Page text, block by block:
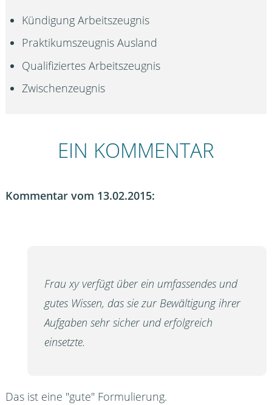
Kündigung Arbeitszeugnis
Praktikumszeugnis Ausland
Qualifiziertes Arbeitszeugnis
Zwischenzeugnis
EIN KOMMENTAR
Kommentar vom 13.02.2015:
Frau xy verfügt über ein umfassendes und
gutes Wissen, das sie zur Bewältigung ihrer
Aufgaben sehr sicher und erfolgreich
einsetzte.
Das ist eine "gute" Formulierung.